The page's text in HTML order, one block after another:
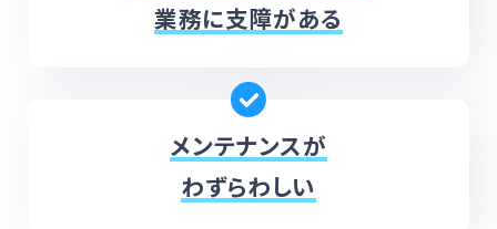
業務に支障がある
メンテナンスが
わずらわしい